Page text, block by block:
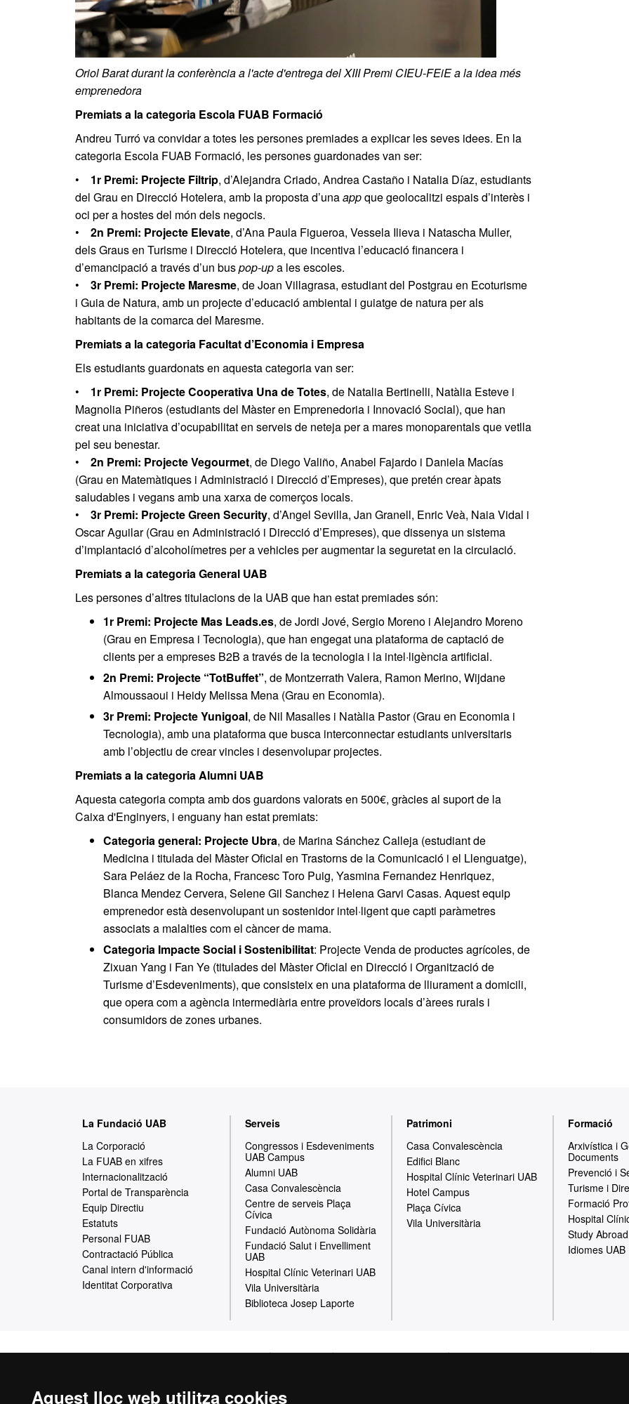
Aquest lloc web utilitza cookies
Oriol Barat durant la conferència a l'acte d'entrega del XIII Premi CIEU-FEiE a la idea més
emprenedora
Premiats a la categoria Escola FUAB Formació
Andreu Turró va convidar a totes les persones premiades a explicar les seves idees. En la
categoria Escola FUAB Formació, les persones guardonades van ser:
• 1r Premi: Projecte Filtrip, d’Alejandra Criado, Andrea Castaño i Natalia Díaz, estudiants
del Grau en Direcció Hotelera, amb la proposta d’unaappque geolocalitzi espais d’interès i
oci per a hostes del món dels negocis.
• 2n Premi: Projecte Elevate, d’Ana Paula Figueroa, Vessela Ilieva i Natascha Muller,
dels Graus en Turisme i Direcció Hotelera, que incentiva l’educació financera i
d’emancipació a través d’un buspop-upa les escoles.
• 3r Premi: Projecte Maresme, de Joan Villagrasa, estudiant del Postgrau en Ecoturisme
i Guia de Natura, amb un projecte d’educació ambiental i guiatge de natura per als
habitants de la comarca del Maresme.
Premiats a la categoria Facultat d’Economia i Empresa
Els estudiants guardonats en aquesta categoria van ser:
• 1r Premi: Projecte Cooperativa Una de Totes, de Natalia Bertinelli, Natàlia Esteve i
Magnolia Piñeros (estudiants del Màster en Emprenedoria i Innovació Social), que han
creat una iniciativa d’ocupabilitat en serveis de neteja per a mares monoparentals que vetlla
pel seu benestar.
• 2n Premi: Projecte Vegourmet, de Diego Valiño, Anabel Fajardo i Daniela Macías
(Grau en Matemàtiques i Administració i Direcció d’Empreses), que pretén crear àpats
saludables i vegans amb una xarxa de comerços locals.
• 3r Premi: Projecte Green Security, d’Angel Sevilla, Jan Granell, Enric Veà, Naia Vidal i
Oscar Aguilar (Grau en Administració i Direcció d’Empreses), que dissenya un sistema
d’implantació d’alcoholímetres per a vehicles per augmentar la seguretat en la circulació.
Premiats a la categoria General UAB
Les persones d’altres titulacions de la UAB que han estat premiades són:
1r Premi: Projecte Mas Leads.es, de Jordi Jové, Sergio Moreno i Alejandro Moreno
(Grau en Empresa i Tecnologia), que han engegat una plataforma de captació de
clients per a empreses B2B a través de la tecnologia i la intel·ligència artificial.
2n Premi: Projecte “TotBuffet”, de Montzerrath Valera, Ramon Merino, Wijdane
Almoussaoui i Heidy Melissa Mena (Grau en Economia).
3r Premi: Projecte Yunigoal, de Nil Masalles i Natàlia Pastor (Grau en Economia i
Tecnologia), amb una plataforma que busca interconnectar estudiants universitaris
amb l’objectiu de crear vincles i desenvolupar projectes.
Premiats a la categoria Alumni UAB
Aquesta categoria compta amb dos guardons valorats en 500€, gràcies al suport de la
Caixa d'Enginyers, i enguany han estat premiats:
Categoria general: Projecte Ubra, de Marina Sánchez Calleja (estudiant de
Medicina i titulada del Màster Oficial en Trastorns de la Comunicació i el Llenguatge),
Sara Peláez de la Rocha, Francesc Toro Puig, Yasmina Fernandez Henriquez,
Blanca Mendez Cervera, Selene Gil Sanchez i Helena Garvi Casas. Aquest equip
emprenedor està desenvolupant un sostenidor intel·ligent que capti paràmetres
associats a malalties com el càncer de mama.
Categoria Impacte Social i Sostenibilitat: Projecte Venda de productes agrícoles, de
Zixuan Yang i Fan Ye (titulades del Màster Oficial en Direcció i Organització de
Turisme d’Esdeveniments), que consisteix en una plataforma de lliurament a domicili,
que opera com a agència intermediària entre proveïdors locals d’àrees rurals i
consumidors de zones urbanes.
La Fundació UAB
La Corporació
La FUAB en xifres
Internacionalització
Portal de Transparència
Equip Directiu
Estatuts
Personal FUAB
Contractació Pública
Canal intern d'informació
Identitat Corporativa
Serveis
Congressos i Esdeveniments
UAB Campus
Alumni UAB
Casa Convalescència
Centre de serveis Plaça
Cívica
Fundació Autònoma Solidària
Fundació Salut i Envelliment
UAB
Hospital Clínic Veterinari UAB
Vila Universitària
Biblioteca Josep Laporte
Patrimoni
Casa Convalescència
Edifici Blanc
Hospital Clínic Veterinari UAB
Hotel Campus
Plaça Cívica
Vila Universitària
Formació
Arxivística i
Documents
Prevenció i
Turisme i
Formació
Hospital
Study Abroad
Idiomes UAB